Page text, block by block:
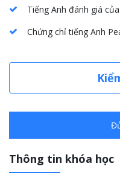
Tiếng Anh đánh giá
Chứng chỉ tiếng Anh
Thông tin khóa học